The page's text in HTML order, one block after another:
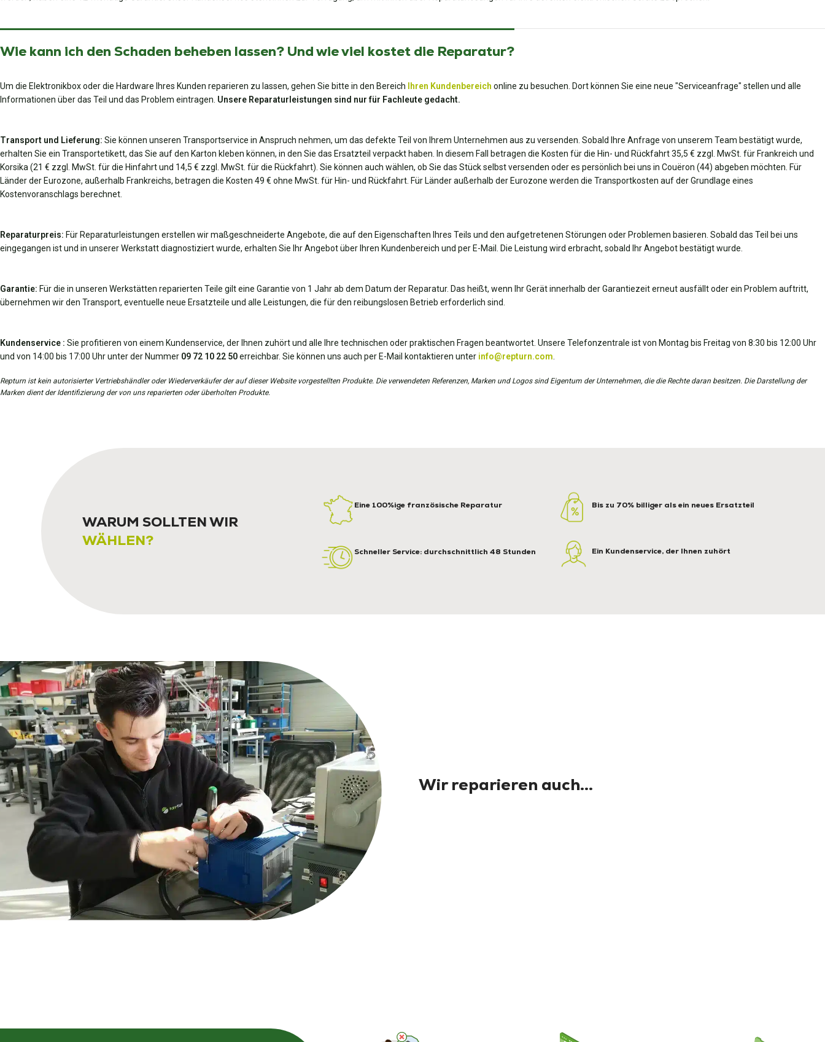
Wie kann ich den Schaden beheben lassen? Und wie viel kostet die Reparatur?
Um die Elektronikbox oder die Hardware Ihres Kunden reparieren zu lassen, gehen Sie bitte in den Bereich Ihren Kundenbereich online zu besuchen. Dort können Sie eine neue "Serviceanfrage" stellen und alle
Informationen über das Teil und das Problem eintragen. Unsere Reparaturleistungen sind nur für Fachleute gedacht.
Transport und Lieferung: Sie können unseren Transportservice in Anspruch nehmen, um das defekte Teil von Ihrem Unternehmen aus zu versenden. Sobald Ihre Anfrage von unserem Team bestätigt wurde,
erhalten Sie ein Transportetikett, das Sie auf den Karton kleben können, in den Sie das Ersatzteil verpackt haben. In diesem Fall betragen die Kosten für die Hin- und Rückfahrt 35,5 € zzgl. MwSt. für Frankreich und
Korsika (21 € zzgl. MwSt. für die Hinfahrt und 14,5 € zzgl. MwSt. für die Rückfahrt). Sie können auch wählen, ob Sie das Stück selbst versenden oder es persönlich bei uns in Couëron (44) abgeben möchten. Für
Länder der Eurozone, außerhalb Frankreichs, betragen die Kosten 49 € ohne MwSt. für Hin- und Rückfahrt. Für Länder außerhalb der Eurozone werden die Transportkosten auf der Grundlage eines
Kostenvoranschlags berechnet.
Reparaturpreis: Für Reparaturleistungen erstellen wir maßgeschneiderte Angebote, die auf den Eigenschaften Ihres Teils und den aufgetretenen Störungen oder Problemen basieren. Sobald das Teil bei uns
eingegangen ist und in unserer Werkstatt diagnostiziert wurde, erhalten Sie Ihr Angebot über Ihren Kundenbereich und per E-Mail. Die Leistung wird erbracht, sobald Ihr Angebot bestätigt wurde.
Garantie: Für die in unseren Werkstätten reparierten Teile gilt eine Garantie von 1 Jahr ab dem Datum der Reparatur. Das heißt, wenn Ihr Gerät innerhalb der Garantiezeit erneut ausfällt oder ein Problem auftritt,
übernehmen wir den Transport, eventuelle neue Ersatzteile und alle Leistungen, die für den reibungslosen Betrieb erforderlich sind.
Kundenservice : Sie profitieren von einem Kundenservice, der Ihnen zuhört und alle Ihre technischen oder praktischen Fragen beantwortet. Unsere Telefonzentrale ist von Montag bis Freitag von 8:30 bis 12:00 Uhr
und von 14:00 bis 17:00 Uhr unter der Nummer 09 72 10 22 50erreichbar. Sie können uns auch per E-Mail kontaktieren unter info@repturn.com
Repturn ist kein autorisierter Vertriebshändler oder Wiederverkäufer der auf dieser Website vorgestellten Produkte. Die verwendeten Referenzen, Marken und Logos sind Eigentum der Unternehmen, die die Rechte daran besitzen. Die Darstellung der
Marken dient der Identifizierung der von uns reparierten oder überholten Produkte.
WARUM SOLLTEN WIR
WÄHLEN?
Eine 100%ige französische Reparatur
Schneller Service: durchschnittlich 48 Stunden
Bis zu 70% billiger als ein neues Ersatzteil
Ein Kundenservice, der Ihnen zuhört
Wir reparieren auch...